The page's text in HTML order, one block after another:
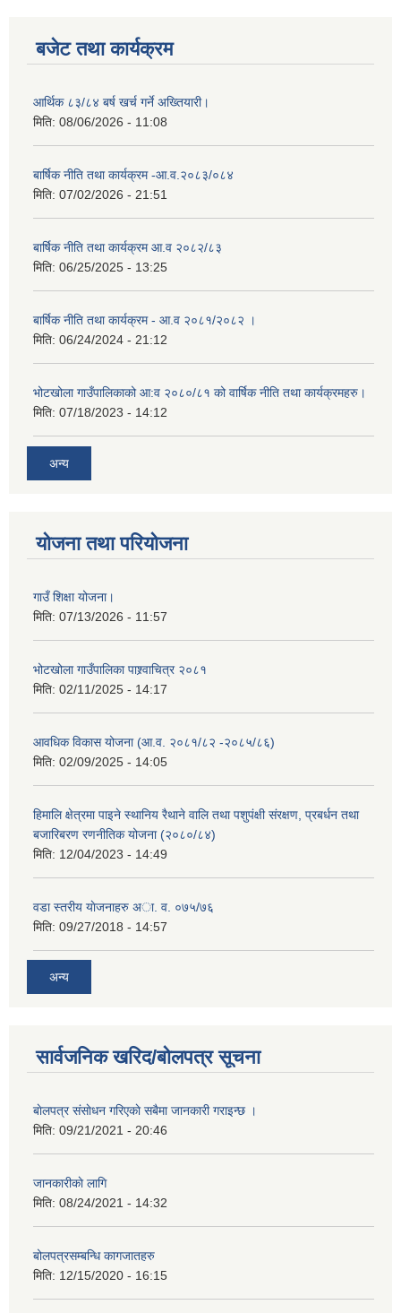
बजेट तथा कार्यक्रम
आर्थिक ८३/८४ बर्ष खर्च गर्ने अख्तियारी।
मिति: 08/06/2026 - 11:08
बार्षिक नीति तथा कार्यक्रम -आ.व.२०८३/०८४
मिति: 07/02/2026 - 21:51
बार्षिक नीति तथा कार्यक्रम आ.व २०८२/८३
मिति: 06/25/2025 - 13:25
बार्षिक नीति तथा कार्यक्रम - आ.व २०८१/२०८२ ।
मिति: 06/24/2024 - 21:12
भोटखोला गाउँपालिकाको आ:व २०८०/८१ को वार्षिक नीति तथा कार्यक्रमहरु।
मिति: 07/18/2023 - 14:12
अन्य
योजना तथा परियोजना
गाउँ शिक्षा योजना।
मिति: 07/13/2026 - 11:57
भोटखोला गाउँपालिका पाश्र्वाचित्र २०८१
मिति: 02/11/2025 - 14:17
आवधिक विकास योजना (आ.व. २०८१/८२ -२०८५/८६)
मिति: 02/09/2025 - 14:05
हिमालि क्षेत्रमा पाइने स्थानिय रैथाने वालि तथा पशुपंक्षी संरक्षण, प्रबर्धन तथा
बजारिबरण रणनीतिक योजना (२०८०/८४)
मिति: 12/04/2023 - 14:49
वडा स्तरीय याेजनाहरु अा. व. ०७५/७६
मिति: 09/27/2018 - 14:57
अन्य
सार्वजनिक खरिद/बोलपत्र सूचना
बाेलपत्र संसाेधन गरिएकाे सबैमा जानकारी गराइन्छ ।
मिति: 09/21/2021 - 20:46
जानकारीकाे लागि
मिति: 08/24/2021 - 14:32
बोलपत्रसम्बन्धि कागजातहरु
मिति: 12/15/2020 - 16:15